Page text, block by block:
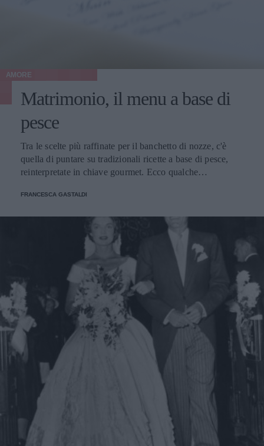
AMORE
Matrimonio, il menu a base di
pesce
Tra le scelte più raffinate per il banchetto di nozze, c'è
quella di puntare su tradizionali ricette a base di pesce,
reinterpretate in chiave gourmet. Ecco qualche
FRANCESCA GASTALDI